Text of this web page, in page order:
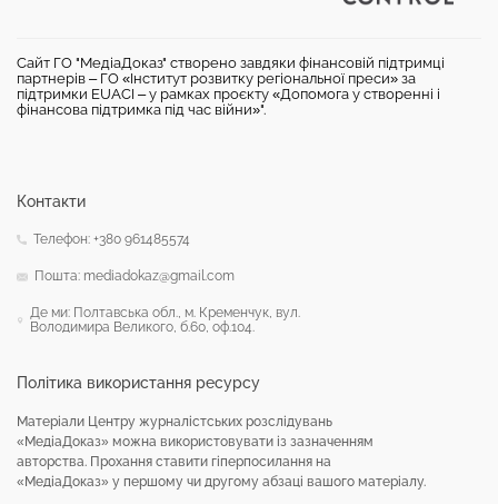
Сайт ГО "МедіаДоказ" створено завдяки фінансовій підтримці
партнерів – ГО «Інститут розвитку регіональної преси» за
підтримки EUACI – у рамках проєкту «Допомога у створенні і
фінансова підтримка під час війни»".
Політика використання ресурсу
Матеріали Центру журналістських розслідувань
«МедіаДоказ» можна використовувати із зазначенням
авторства. Прохання ставити гіперпосилання на
«МедіаДоказ» у першому чи другому абзаці вашого матеріалу.
Контакти
Телефон: +380 961485574
Пошта: mediadokaz@gmail.com
Де ми: Полтавська обл., м. Кременчук, вул.
Володимира Великого, б.60, оф.104.